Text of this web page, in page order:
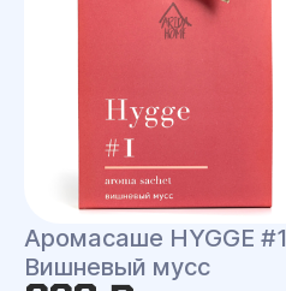
Аромасаше HYGGE #1
Вишневый мусс